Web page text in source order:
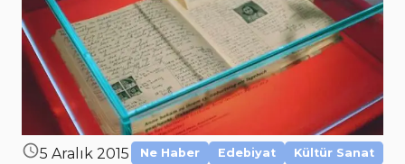
5 Aralık 2015 Ne Haber Edebiyat Kültür Sanat